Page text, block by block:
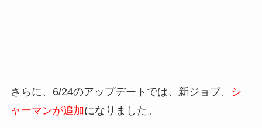
さらに、6/24のアップデートでは、新ジョブ、
シ
ャーマンが追加になりました。